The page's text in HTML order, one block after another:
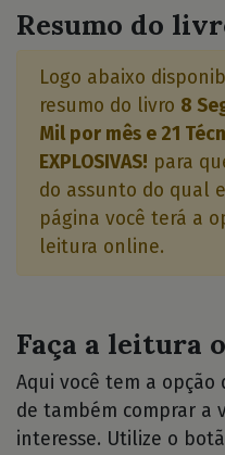
Resumo do
Logo abaixo
resumo do livro 8
Mil por mês e 21
EXPLOSIVAS! para
do assunto do qual
página você terá a
leitura online.
Faça a leitura
Aqui você tem a
de também comprar a
interesse. Utilize o